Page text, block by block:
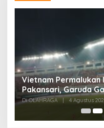
Vietnam Permalukan
Pakansari, Garuda
Kandang
Di OLAHRAGA 4 Agustus